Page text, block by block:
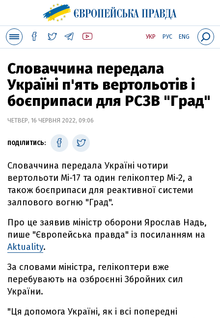
УКР РУС ENG
Словаччина передала
Україні п'ять вертольотів і
боєприпаси для РСЗВ "Град"
ЧЕТВЕР, 16 ЧЕРВНЯ 2022, 09:06
ПОДІЛИТИСЬ:
Словаччина передала Україні чотири
вертольоти Мі-17 та один гелікоптер Мі-2, а
також боєприпаси для реактивної системи
залпового вогню "Град".
Про це заявив міністр оборони Ярослав Надь,
пише "Європейська правда" із посиланням на
Aktuality.
За словами міністра, гелікоптери вже
перебувають на озброєнні Збройних сил
України.
"Ця допомога Україні, як і всі попередні